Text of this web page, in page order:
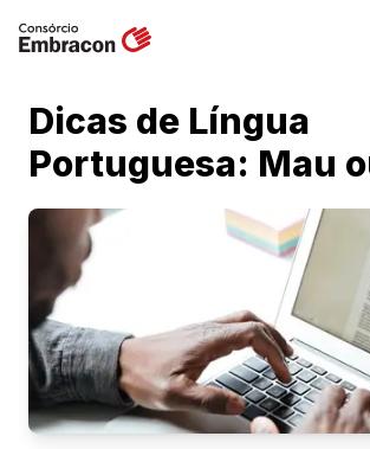
Dicas de Língua
Portuguesa: Mau